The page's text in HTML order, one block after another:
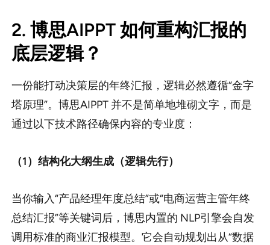
2. 博思AIPPT 如何重构汇报的
底层逻辑？
一份能打动决策层的年终汇报，逻辑必然遵循“金字
塔原理”。博思AIPPT 并不是简单地堆砌文字，而是
通过以下技术路径确保内容的专业度：
（1）结构化大纲生成（逻辑先行）
当你输入“产品经理年度总结”或“电商运营主管年终
总结汇报”等关键词后，博思内置的 NLP引擎会自发
调用标准的商业汇报模型。它会自动规划出从“数据